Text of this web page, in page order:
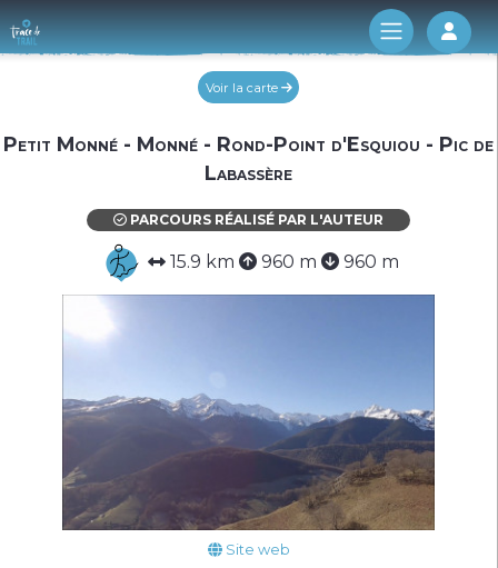
Log
Voir la carte
Petit Monné - Monné - Rond-Point d'Esquiou - Pic de
Labassère
PARCOURS RÉALISÉ PAR L'AUTEUR
15.9 km 960 m 960 m
Site web